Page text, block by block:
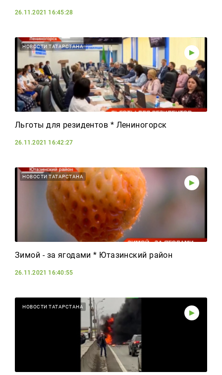
26.11.2021 16:45:28
НОВОСТИ ТАТАРСТАНА
Льготы для резидентов * Лениногорск
26.11.2021 16:42:27
НОВОСТИ ТАТАРСТАНА
Зимой - за ягодами * Ютазинский район
26.11.2021 16:40:55
НОВОСТИ ТАТАРСТАНА